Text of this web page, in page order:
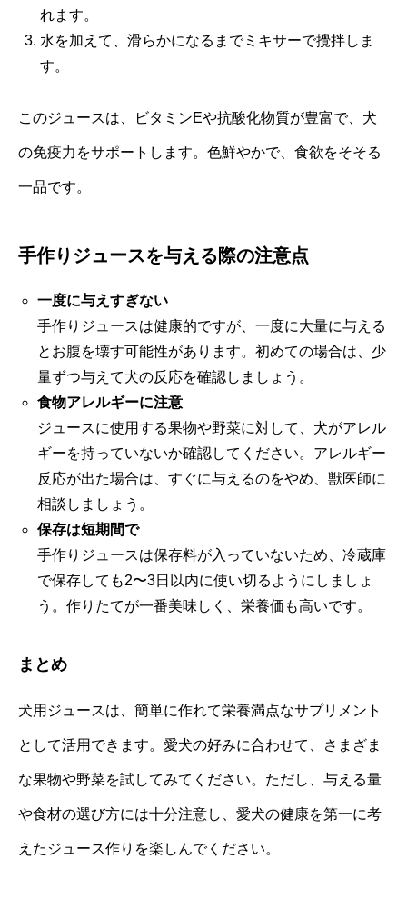
れます。
水を加えて、滑らかになるまでミキサーで攪拌しま
す。
このジュースは、ビタミンEや抗酸化物質が豊富で、犬
の免疫力をサポートします。色鮮やかで、食欲をそそる
一品です。
手作りジュースを与える際の注意点
一度に与えすぎない
手作りジュースは健康的ですが、一度に大量に与える
とお腹を壊す可能性があります。初めての場合は、少
量ずつ与えて犬の反応を確認しましょう。
食物アレルギーに注意
ジュースに使用する果物や野菜に対して、犬がアレル
ギーを持っていないか確認してください。アレルギー
反応が出た場合は、すぐに与えるのをやめ、獣医師に
相談しましょう。
保存は短期間で
手作りジュースは保存料が入っていないため、冷蔵庫
で保存しても2〜3日以内に使い切るようにしましょ
う。作りたてが一番美味しく、栄養価も高いです。
まとめ
犬用ジュースは、簡単に作れて栄養満点なサプリメント
として活用できます。愛犬の好みに合わせて、さまざま
な果物や野菜を試してみてください。ただし、与える量
や食材の選び方には十分注意し、愛犬の健康を第一に考
えたジュース作りを楽しんでください。